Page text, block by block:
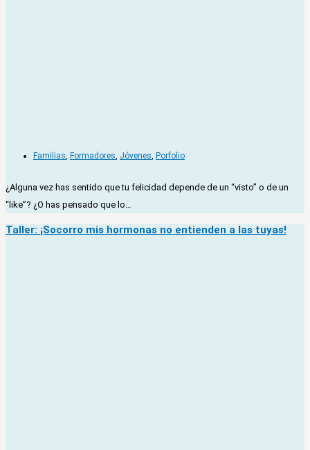
Familias, Formadores, Jóvenes, Porfolio
¿Alguna vez has sentido que tu felicidad depende de un “visto” o de un
“like”? ¿O has pensado que lo…
Taller: ¡Socorro mis hormonas no entienden a las tuyas!